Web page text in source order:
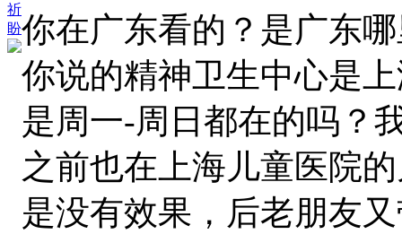
祈
盼你在广东看的？是广东
你说的精神卫生中心是
是周一-周日都在的吗？
之前也在上海儿童医院
是没有效果，后老朋友